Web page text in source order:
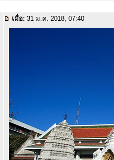
เมื่อ: 31 ม.ค. 2018, 07:40